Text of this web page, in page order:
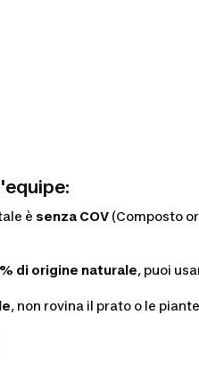
è senza COV(Composto
di origine naturale, puoi
, non rovina il prato o le